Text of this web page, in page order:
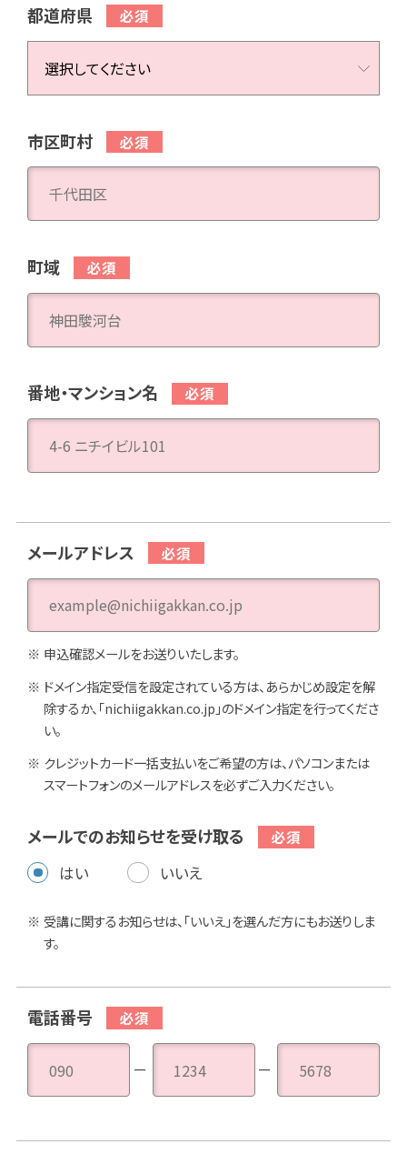
都道府県
市区町村
町域
番地・マンション名
メールアドレス
申込確認メールをお送りいたします。
ドメイン指定受信を設定されている方は、あらかじめ設定を解
除するか、「nichiigakkan.co.jp」のドメイン指定を行ってくださ
い。
クレジットカード一括支払いをご希望の方は、パソコンまたは
スマートフォンのメールアドレスを必ずご入力ください。
メールでのお知らせを受け取る
はい いいえ
受講に関するお知らせは、「いいえ」を選んだ方にもお送りしま
す。
電話番号
－ －